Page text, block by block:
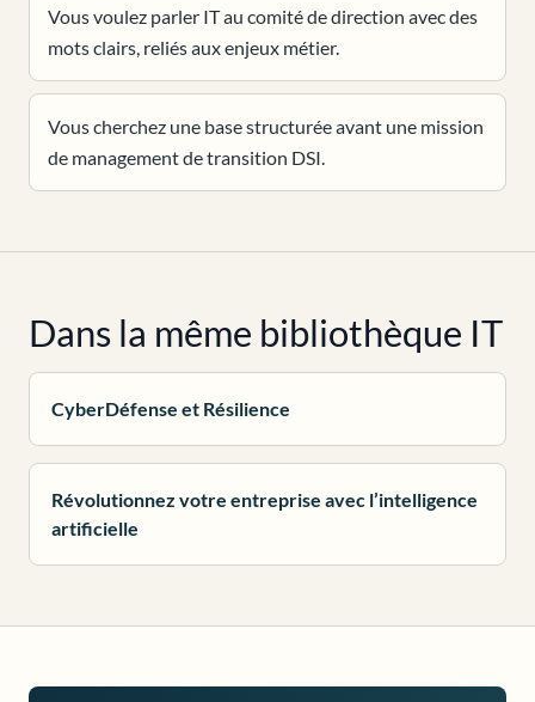
Vous voulez parler IT au comité de direction avec des
mots clairs, reliés aux enjeux métier.
Vous cherchez une base structurée avant une mission
de management de transition DSI.
Dans la même bibliothèque IT
CyberDéfense et Résilience
Révolutionnez votre entreprise avec l’intelligence
artificielle